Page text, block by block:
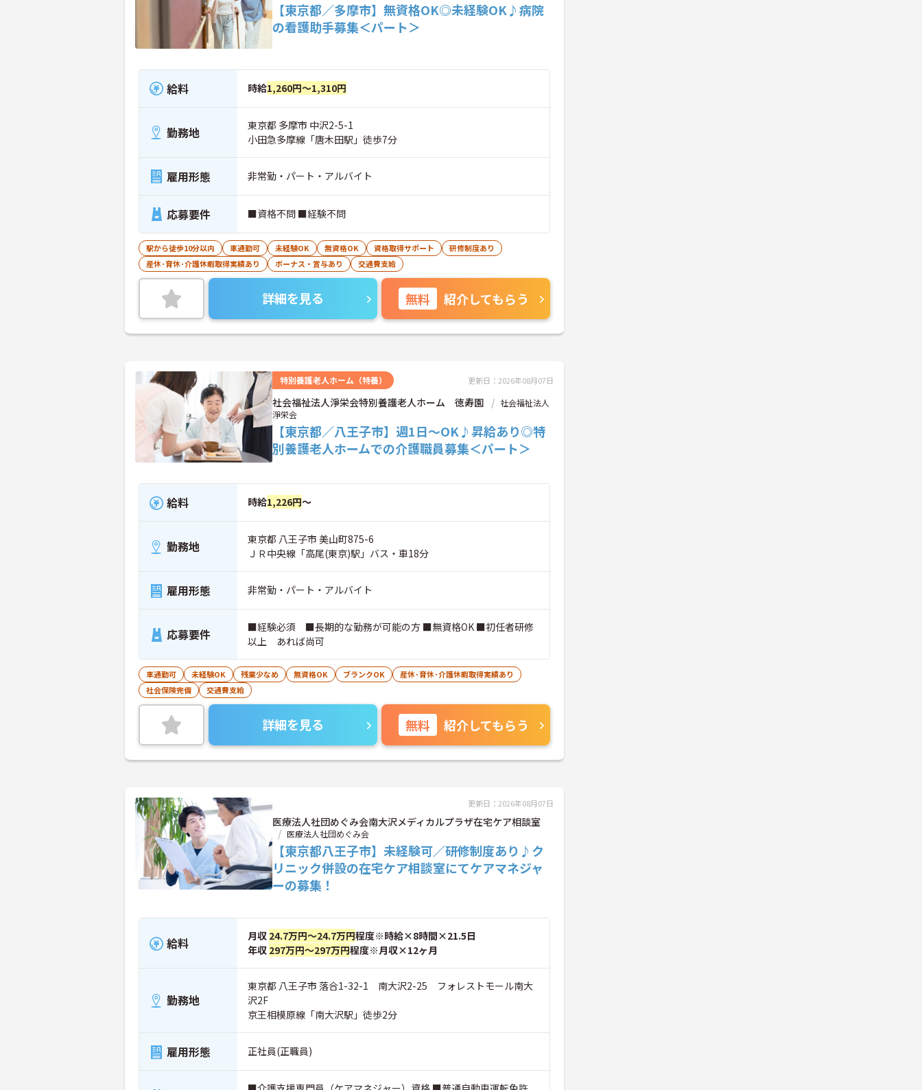
【東京都／多摩市】無資格OK◎未経験OK♪病院
の看護助手募集＜パート＞
給料 時給1,260円～1,310円
勤務地
東京都 多摩市 中沢2-5-1
小田急多摩線「唐木田駅」徒歩7分
雇用形態 非常勤・パート・アルバイト
応募要件 ■資格不問 ■経験不問
駅から徒歩10分以内 車通勤可 未経験OK 無資格OK 資格取得サポート
研修制度あり
産休･育休･介護休暇取得実績あり
ボーナス・賞与あり 交通費支給
詳細を見る 無料 紹介してもらう
特別養護老人ホーム（特養） 更新日：2026年08月07日
社会福祉法人淨栄会特別養護老人ホーム 徳寿園
社会福祉法人
淨栄会
【東京都／八王子市】週1日～OK♪昇給あり◎特
別養護老人ホームでの介護職員募集＜パート＞
給料 時給1,226円～
勤務地
東京都 八王子市 美山町875-6
ＪＲ中央線「高尾(東京)駅」バス・車18分
雇用形態 非常勤・パート・アルバイト
応募要件
■経験必須 ■長期的な勤務が可能の方 ■無資格OK ■初任者研修
以上 あれば尚可
車通勤可 未経験OK 残業少なめ 無資格OK ブランクOK
産休･育休･介護休暇取得実績あり
社会保険完備
交通費支給
詳細を見る 無料 紹介してもらう
更新日：2026年08月07日
医療法人社団めぐみ会南大沢メディカルプラザ在宅ケア相談室
医療法人社団めぐみ会
【東京都八王子市】未経験可／研修制度あり♪ク
リニック併設の在宅ケア相談室にてケアマネジャ
ーの募集！
給料 月収 24.7万円～24.7万円程度※時給×8時間×21.5日
年収 297万円～297万円程度※月収×12ヶ月
勤務地
東京都 八王子市 落合1-32-1 南大沢2-25 フォレストモール南大
沢2F
京王相模原線「南大沢駅」徒歩2分
雇用形態 正社員(正職員)